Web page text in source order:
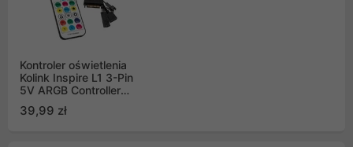
Kontroler oświetlenia
Kolink Inspire L1 3-Pin
5V ARGB Controller
SATA
39,99 zł